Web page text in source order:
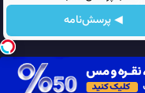
◀ پرسش‌نامه
مجله نورگرام